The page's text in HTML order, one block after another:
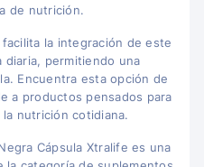
de nutrición.
la integración de este
diaria, permitiendo una
Encuentra esta opción de
a productos pensados para
nutrición cotidiana.
Cápsula Xtralife es una